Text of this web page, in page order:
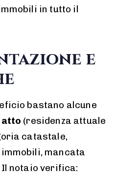
in tutto il
e
bastano alcune
atto (residenza attuale
catastale,
mancata
notaio verifica: